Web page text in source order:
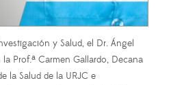
y Salud, el Dr. Ángel
Prof.ª Carmen Gallardo, Decana
la Salud de la URJC e